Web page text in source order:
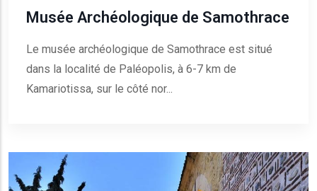
Musée Archéologique de Samothrace
Le musée archéologique de Samothrace est situé
dans la localité de Paléopolis, à 6-7 km de
Kamariotissa, sur le côté nor...